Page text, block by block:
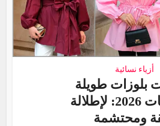
أزياء نسائية
بلوزات طويلة
للمحجبات 2026: لإطلالة
ومحتشمة